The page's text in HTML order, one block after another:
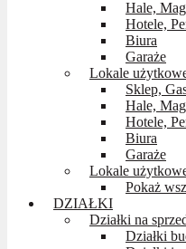
Hale,
Hotele,
Biura
Garaże
Lokale
Sklep,
Hale,
Hotele,
Biura
Garaże
Lokale
Pokaż
DZIAŁKI
Działki na
Działki